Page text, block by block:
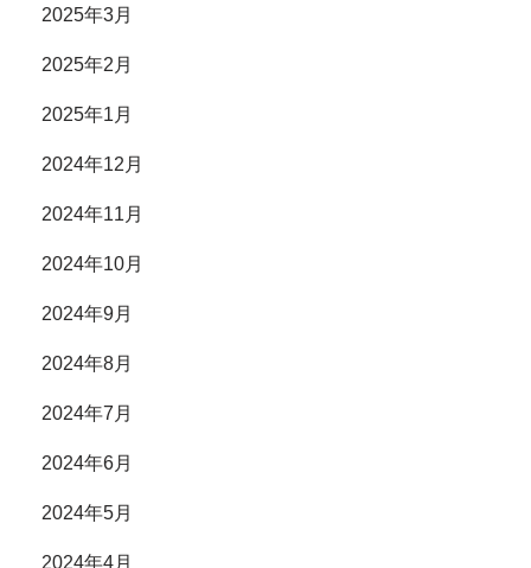
2025年3月
2025年2月
2025年1月
2024年12月
2024年11月
2024年10月
2024年9月
2024年8月
2024年7月
2024年6月
2024年5月
2024年4月